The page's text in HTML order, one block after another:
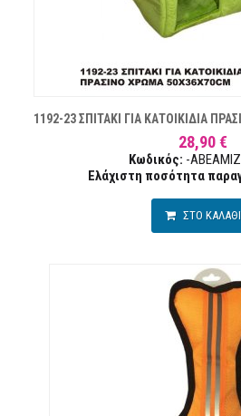
1192-23 ΣΠΙΤΑΚΙ ΓΙΑ ΚΑΤΟΙΚΙΔΙΑ
28,90 €
Κωδικός: -
Ελάχιστη ποσότητα
ΣΤΟ ΚΑΛΑΘΙ